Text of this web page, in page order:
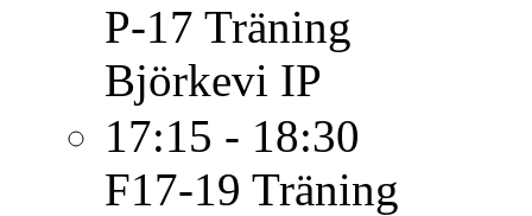
P-17 Träning
Björkevi IP
17:15 - 18:30
F17-19 Träning